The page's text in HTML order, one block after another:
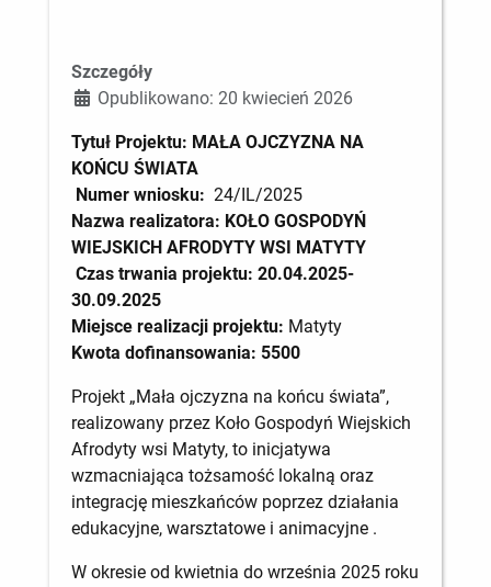
Szczegóły
Opublikowano: 20 kwiecień 2026
Tytuł Projektu: MAŁA OJCZYZNA NA
KOŃCU ŚWIATA
Numer wniosku: 24/IL/2025
Nazwa realizatora: KOŁO GOSPODYŃ
WIEJSKICH AFRODYTY WSI MATYTY
Czas trwania projektu: 20.04.2025-
30.09.2025
Miejsce realizacji projektu: Matyty
Kwota dofinansowania: 5500
Projekt „Mała ojczyzna na końcu świata”,
realizowany przez Koło Gospodyń Wiejskich
Afrodyty wsi Matyty, to inicjatywa
wzmacniająca tożsamość lokalną oraz
integrację mieszkańców poprzez działania
edukacyjne, warsztatowe i animacyjne .
W okresie od kwietnia do września 2025 roku